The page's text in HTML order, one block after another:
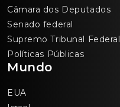
Câmara dos Deputados
Senado federal
Supremo Tribunal Federal
Políticas Públicas
Mundo
EUA